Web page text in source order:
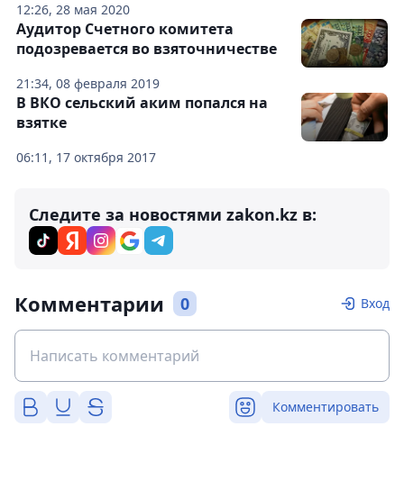
12:26, 28 мая 2020
21:34, 08 февраля 2019
Аудитор Счетного комитета
подозревается во взяточничестве
06:11, 17 октября 2017
В ВКО сельский аким попался на
взятке
Следите за новостями zakon.kz в:
Комментарии 0 Вход
Комментировать